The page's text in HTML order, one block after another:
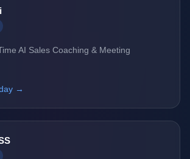
AI Sales Coaching & Meeting
→